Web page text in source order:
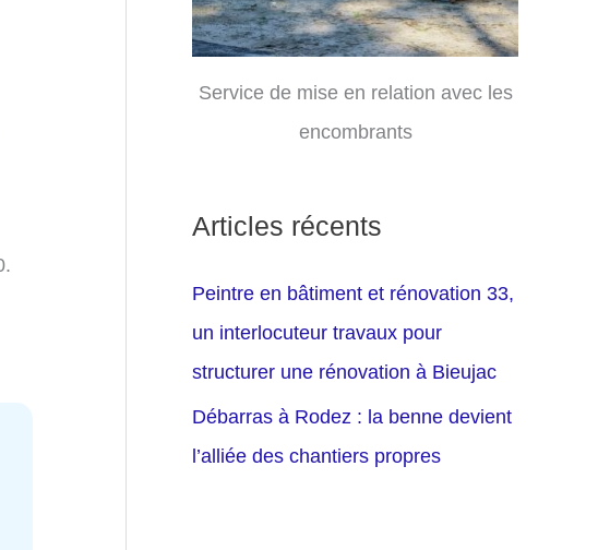
Service de mise en relation avec les
encombrants
Articles récents
Peintre en bâtiment et rénovation 33,
un interlocuteur travaux pour
structurer une rénovation à Bieujac
Débarras à Rodez : la benne devient
l’alliée des chantiers propres